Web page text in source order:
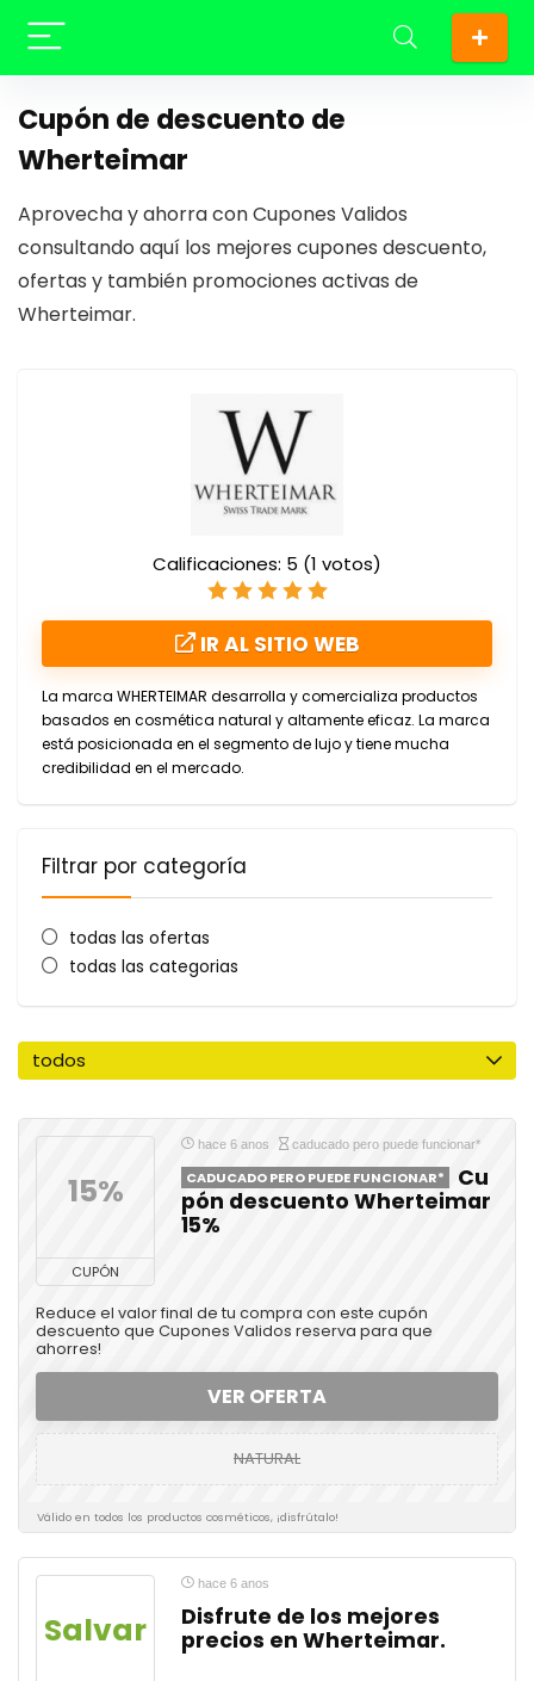
Cupón de descuento de
Wherteimar
Aprovecha y ahorra con Cupones Validos
consultando aquí los mejores cupones descuento,
ofertas y también promociones activas de
Wherteimar.
Calificaciones: 5 (1 votos)
IR AL SITIO WEB
La marca WHERTEIMAR desarrolla y comercializa productos
basados ​​en cosmética natural y altamente eficaz. La marca
está posicionada en el segmento de lujo y tiene mucha
credibilidad en el mercado.
Filtrar por categoría
todas las ofertas
todas las categorias
todos
15%
CUPÓN
hace 6 anos caducado pero puede funcionar*
CADUCADO PERO PUEDE FUNCIONAR*
Cu
pón descuento Wherteimar
15%
Reduce el valor final de tu compra con este cupón
descuento que Cupones Validos reserva para que
ahorres!
VER OFERTA
NATURAL
Válido en todos los productos cosméticos, ¡disfrútalo!
Salvar
hace 6 anos
Disfrute de los mejores
precios en Wherteimar.